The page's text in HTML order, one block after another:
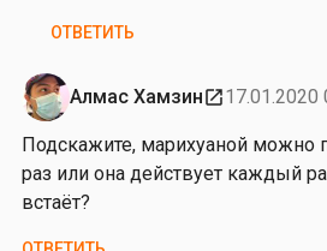
Л
р
к
а
Д
о
л
ОТВЕТИТЬ
Алмас Хамзинopen_in_new17.01.2020
Подскажите, марихуаной можно
раз или она действует каждый
встаёт?